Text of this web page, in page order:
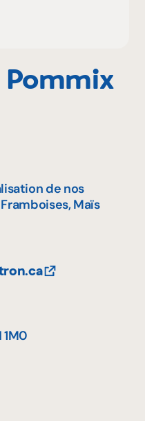
Pommix
de nos
Maïs